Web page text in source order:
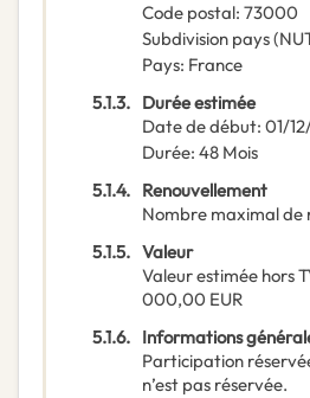
Code postal: 73000
Subdivision pays
Pays: France
5.1.3. Durée estimée
Date de début: 01/
Durée: 48 Mois
5.1.4. Renouvellement
Nombre maximal de
5.1.5. Valeur
Valeur estimée hors
000,00 EUR
5.1.6. Informations
Participation
n’est pas réservée.